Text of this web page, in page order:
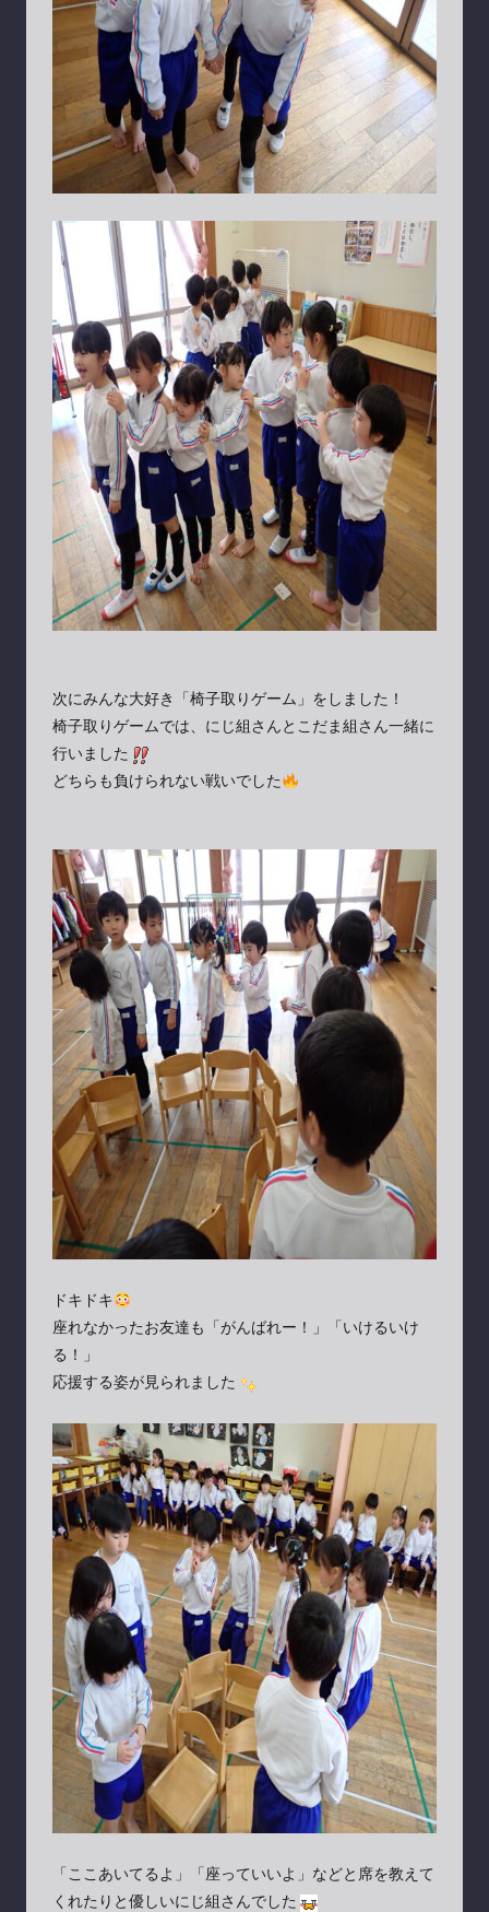
次にみんな大好き「椅子取りゲーム」をしました！
椅子取りゲームでは、にじ組さんとこだま組さん一緒に
行いました
どちらも負けられない戦いでした
ドキドキ
座れなかったお友達も「がんばれー！」「いけるいけ
る！」
応援する姿が見られました
「ここあいてるよ」「座っていいよ」などと席を教えて
くれたりと優しいにじ組さんでした